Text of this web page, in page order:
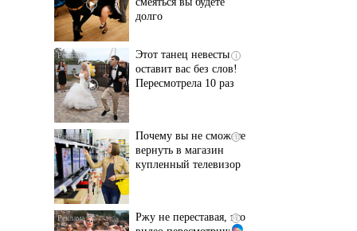
Этот танец невесты
оставит вас без слов!
Почему вы не сможете
i
Ржу не переставая, это